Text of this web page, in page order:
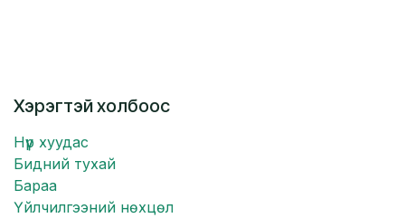
Хэрэгтэй холбоос
Нүүр хуудас
Бидний тухай
Бараа
Үйлчилгээний нөхцөл